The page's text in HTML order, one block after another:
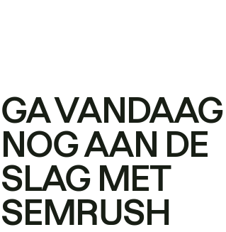
GA VANDAAG
NOG AAN DE
SLAG MET
SEMRUSH